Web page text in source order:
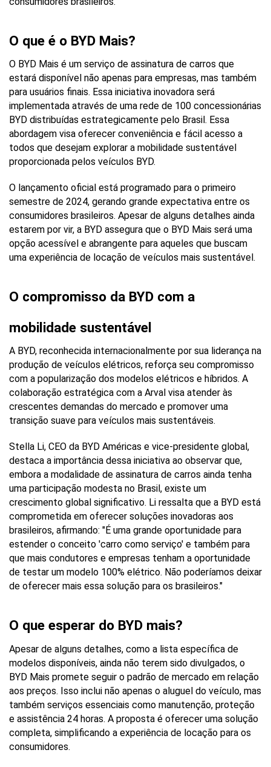
O que é o BYD Mais?
O BYD Mais é um serviço de assinatura de carros que
estará disponível não apenas para empresas, mas também
para usuários finais. Essa iniciativa inovadora será
implementada através de uma rede de 100 concessionárias
BYD distribuídas estrategicamente pelo Brasil. Essa
abordagem visa oferecer conveniência e fácil acesso a
todos que desejam explorar a mobilidade sustentável
proporcionada pelos veículos BYD.
O lançamento oficial está programado para o primeiro
semestre de 2024, gerando grande expectativa entre os
consumidores brasileiros. Apesar de alguns detalhes ainda
estarem por vir, a BYD assegura que o BYD Mais será uma
opção acessível e abrangente para aqueles que buscam
uma experiência de locação de veículos mais sustentável.
O compromisso da BYD com a
mobilidade sustentável
A BYD, reconhecida internacionalmente por sua liderança na
produção de veículos elétricos, reforça seu compromisso
com a popularização dos modelos elétricos e híbridos. A
colaboração estratégica com a Arval visa atender às
crescentes demandas do mercado e promover uma
transição suave para veículos mais sustentáveis.
Stella Li, CEO da BYD Américas e vice-presidente global,
destaca a importância dessa iniciativa ao observar que,
embora a modalidade de assinatura de carros ainda tenha
uma participação modesta no Brasil, existe um
crescimento global significativo. Li ressalta que a BYD está
comprometida em oferecer soluções inovadoras aos
brasileiros, afirmando: "É uma grande oportunidade para
estender o conceito 'carro como serviço' e também para
que mais condutores e empresas tenham a oportunidade
de testar um modelo 100% elétrico. Não poderíamos deixar
de oferecer mais essa solução para os brasileiros."
O que esperar do BYD mais?
Apesar de alguns detalhes, como a lista específica de
modelos disponíveis, ainda não terem sido divulgados, o
BYD Mais promete seguir o padrão de mercado em relação
aos preços. Isso inclui não apenas o aluguel do veículo, mas
também serviços essenciais como manutenção, proteção
e assistência 24 horas. A proposta é oferecer uma solução
completa, simplificando a experiência de locação para os
consumidores.